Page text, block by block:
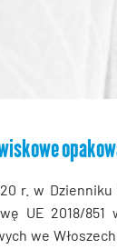
r. w
UE 2018/
we